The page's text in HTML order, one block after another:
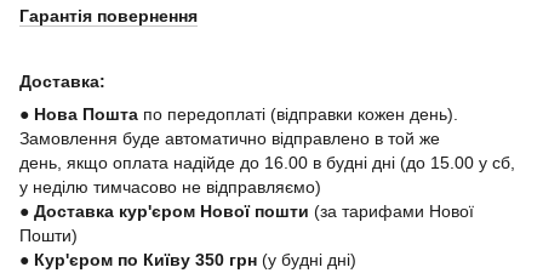
Гарантія повернення
Доставка:
● Нова Пошта по передоплаті (відправки кожен день).
Замовлення буде автоматично відправлено в той же
день, якщо оплата надійде до 16.00 в будні дні (до 15.00 у сб,
у неділю тимчасово не відправляємо)
● Доставка кур'єром Нової пошти (за тарифами Нової
Пошти)
● Кур'єром по Київу 350 грн (у будні дні)